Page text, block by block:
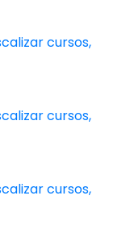
cursos,
cursos,
cursos,